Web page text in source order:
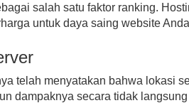
salah satu faktor ranking.
untuk daya saing website
telah menyatakan bahwa lokasi
dampaknya secara tidak